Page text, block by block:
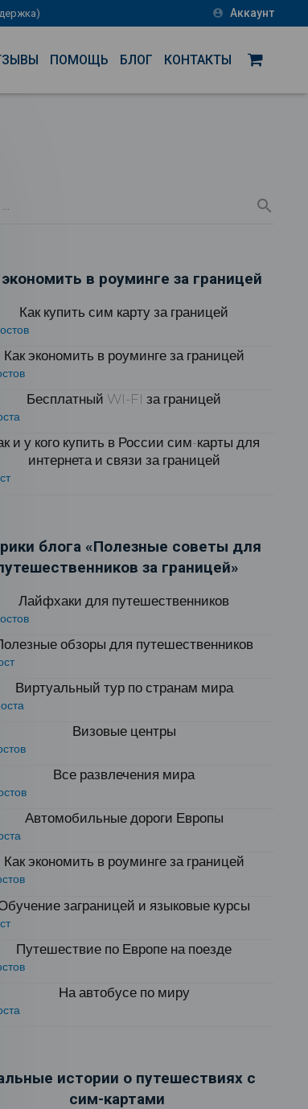
account_circle Аккаунт
ПОМОЩЬ БЛОГ КОНТАКТЫ
в роуминге за границей
Как купить сим карту за границей
Как экономить в роуминге за границей
Бесплатный WI-FI за границей
и у кого купить в России сим-карты для
интернета и связи за границей
блога «Полезные советы для
за границей»
Лайфхаки для путешественников
обзоры для путешественников
Виртуальный тур по странам мира
Визовые центры
Все развлечения мира
Автомобильные дороги Европы
Как экономить в роуминге за границей
заграницей и языковые курсы
Путешествие по Европе на поезде
На автобусе по миру
истории о путешествиях с
сим-картами